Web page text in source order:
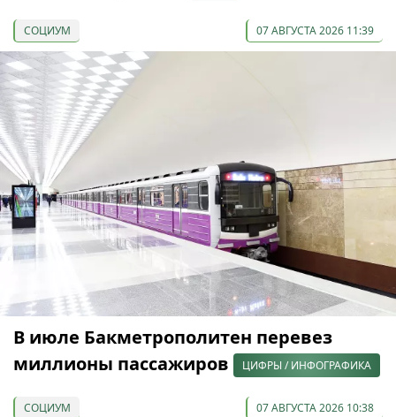
СОЦИУМ 07 АВГУСТА 2026 11:39
В июле Бакметрополитен перевез
миллионы пассажиров
ЦИФРЫ / ИНФОГРАФИКА
СОЦИУМ 07 АВГУСТА 2026 10:38